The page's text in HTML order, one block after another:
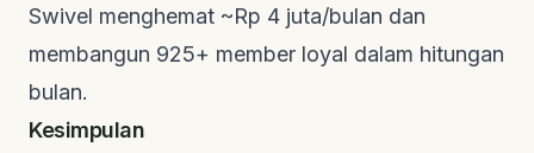
Swivel menghemat ~Rp 4 juta/bulan dan
membangun 925+ member loyal dalam hitungan
bulan.
Kesimpulan